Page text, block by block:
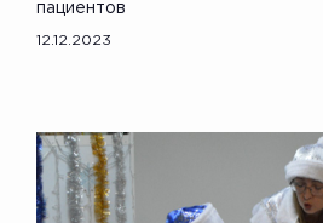
пациентов
12.12.2023